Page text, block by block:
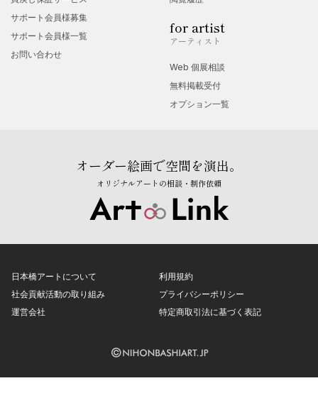
サポート会員様募集
サポート会員様一覧
お問い合わせ
for artist
アーティスト
Web 個展相談
無料掲載受付
オプション一覧
オーダー絵画で空間を演出。
オリジナルアートの相談・制作依頼
日本橋アートについて
社会貢献活動の取り組み
運営会社
利用規約
プライバシーポリシー
特定商取引法に基づく表記